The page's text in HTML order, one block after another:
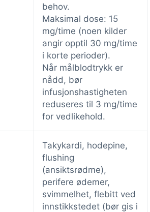
behov.
Maksimal dose: 15
mg/time (noen kilder
angir opptil 30 mg/time
i korte perioder).
Når målblodtrykk er
nådd, bør
infusjonshastigheten
reduseres til 3 mg/time
for vedlikehold.
Takykardi, hodepine,
flushing
(ansiktsrødme),
perifere ødemer,
svimmelhet, flebitt ved
innstikkstedet (bør gis i